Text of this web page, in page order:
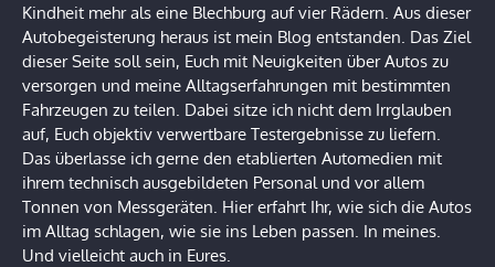
Kindheit mehr als eine Blechburg auf vier Rädern. Aus dieser
Autobegeisterung heraus ist mein Blog entstanden. Das Ziel
dieser Seite soll sein, Euch mit Neuigkeiten über Autos zu
versorgen und meine Alltagserfahrungen mit bestimmten
Fahrzeugen zu teilen. Dabei sitze ich nicht dem Irrglauben
auf, Euch objektiv verwertbare Testergebnisse zu liefern.
Das überlasse ich gerne den etablierten Automedien mit
ihrem technisch ausgebildeten Personal und vor allem
Tonnen von Messgeräten. Hier erfahrt Ihr, wie sich die Autos
im Alltag schlagen, wie sie ins Leben passen. In meines.
Und vielleicht auch in Eures.